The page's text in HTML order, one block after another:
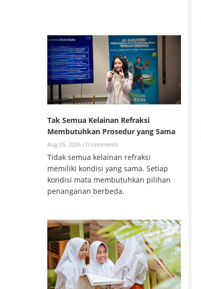
Tak Semua Kelainan Refraksi
Membutuhkan Prosedur yang Sama
Aug 05, 2026 / 0 comments
Tidak semua kelainan refraksi
memiliki kondisi yang sama. Setiap
kondisi mata membutuhkan pilihan
penanganan berbeda.